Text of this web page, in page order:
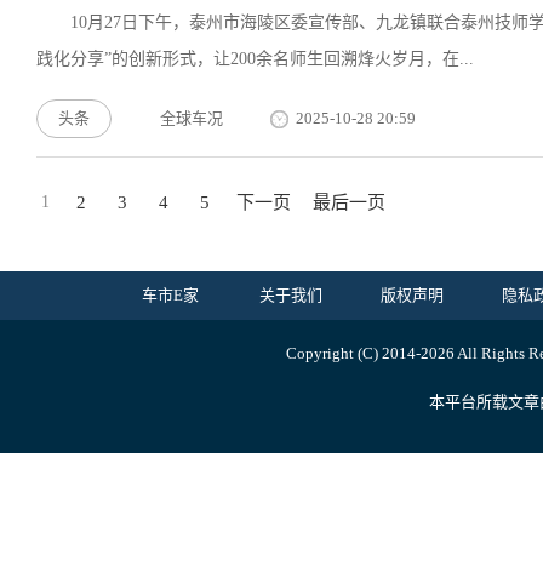
10月27日下午，泰州市海陵区委宣传部、九龙镇联合泰州技师
践化分享”的创新形式，让200余名师生回溯烽火岁月，在...
头条 全球车况 2025-10-28 20:59
1 2 3 4 5 下一页 最后一页
车市E家 关于我们 版权声明 隐私
Copyright (C) 2014-2026 All Rights
本平台所载文章